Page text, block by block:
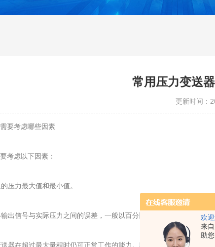
欢迎
来
助
常用压力变送
更新时间：
要考虑哪些因素
考虑以下因素：
压力最大值和最小值。
出信号与实际压力之间的误差，一般以百分比表示。应根据实际需求
器在超过最大量程时仍可正常工作的能力。应选择具有足够的过载能